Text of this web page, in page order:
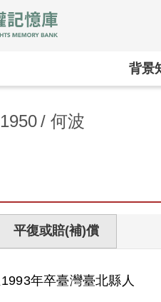
背景
1950 何波
平復或賠(補)償
1993年卒臺灣臺北縣人